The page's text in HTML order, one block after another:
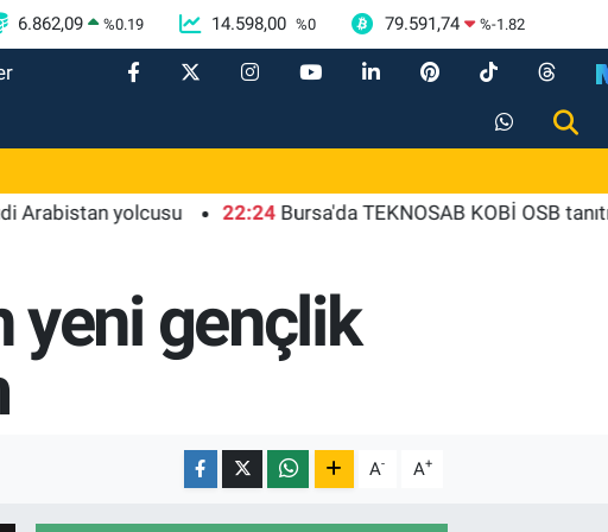
6.862,09 %0.19 14.598,00 %0 79.591,74 %-1.82
yolcusu 22:24 Bursa'da TEKNOSAB KOBİ OSB tanıtıldı...
yeni gençlik
A- A+